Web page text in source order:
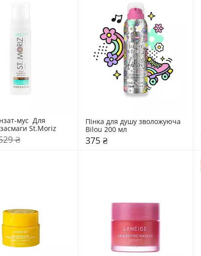
мус  Для
St.Moriz
₴
Пінка для душу зволожуюча
Bilou 200 мл
375 ₴